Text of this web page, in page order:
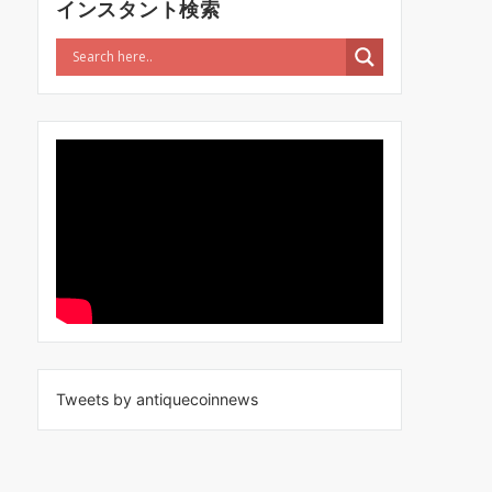
インスタント検索
Tweets by antiquecoinnews